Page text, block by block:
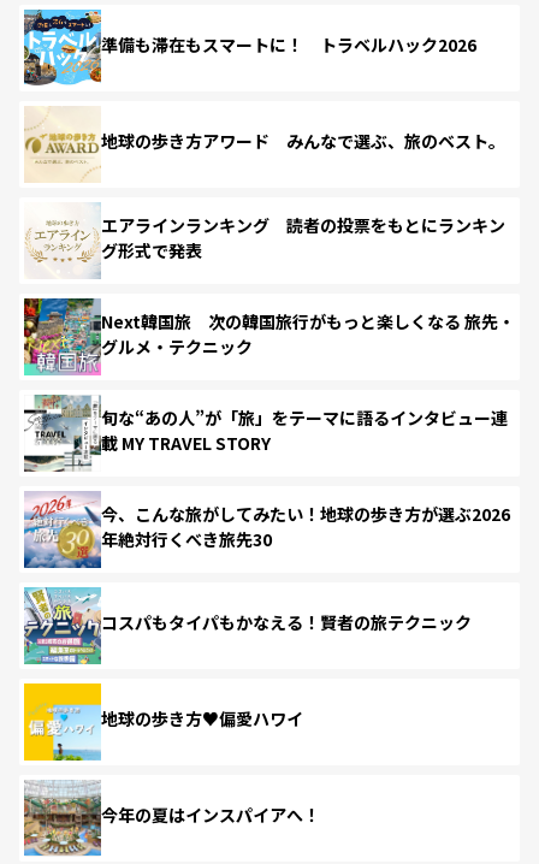
準備も滞在もスマートに！ トラベルハック2026
地球の歩き方アワード みんなで選ぶ、旅のベスト。
エアラインランキング 読者の投票をもとにランキン
グ形式で発表
Next韓国旅 次の韓国旅行がもっと楽しくなる 旅先・
グルメ・テクニック
旬な“あの人”が「旅」をテーマに語るインタビュー連
載 MY TRAVEL STORY
今、こんな旅がしてみたい！地球の歩き方が選ぶ2026
年絶対行くべき旅先30
コスパもタイパもかなえる！賢者の旅テクニック
地球の歩き方♥偏愛ハワイ
今年の夏はインスパイアへ！